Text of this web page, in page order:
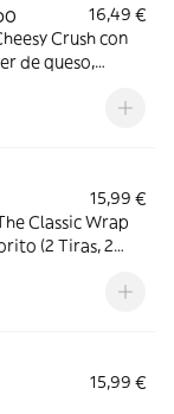
16,49 €
Crush con
de queso,
15,99 €
Classic Wrap
(2 Tiras, 2
de Oreo o Kit
15,99 €